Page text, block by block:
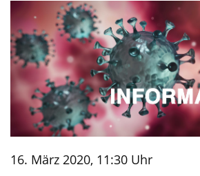
16. März 2020, 11:30 Uhr